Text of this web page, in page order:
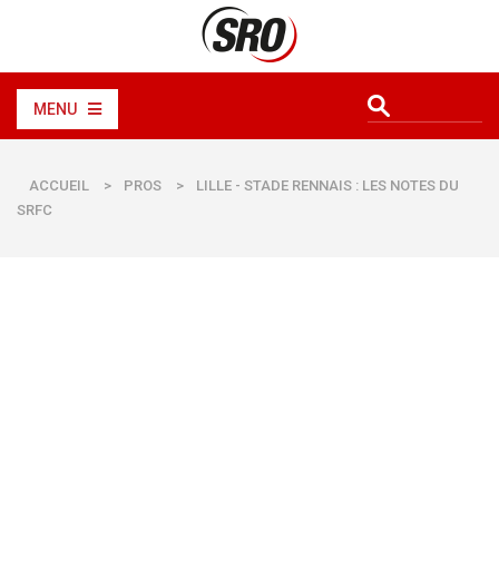
MENU
ACCUEIL > PROS >
LILLE - STADE RENNAIS : LES NOTES DU
SRFC